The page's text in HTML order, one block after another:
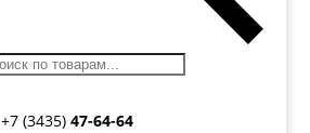
+7 (3435) 47-64-64